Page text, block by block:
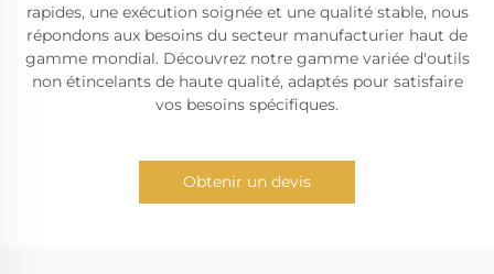
rapides, une exécution soignée et une qualité stable, nous
répondons aux besoins du secteur manufacturier haut de
gamme mondial. Découvrez notre gamme variée d'outils
non étincelants de haute qualité, adaptés pour satisfaire
vos besoins spécifiques.
Obtenir un devis